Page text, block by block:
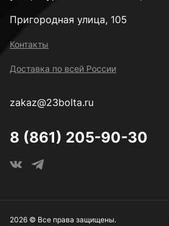
Пригородная улица, 105
Контакты
Доставка по всей России
zakaz@23bolta.ru
8 (861) 205-90-30
2026 © Все права защищены.